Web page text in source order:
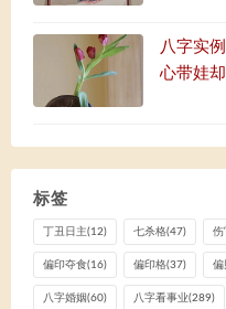
八字实
心带娃
标签
丁丑日主(12) 七杀格(47) 伤
偏印夺食(16) 偏印格(37) 偏
八字婚姻(60) 八字看事业(289)